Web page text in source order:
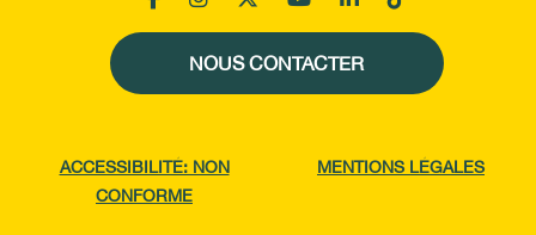
NOUS CONTACTER
ACCESSIBILITÉ: NON
CONFORME
MENTIONS LÉGALES